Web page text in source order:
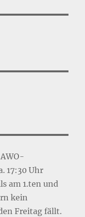
17:30 Uhr
am 1.ten und
kein
Freitag fällt.